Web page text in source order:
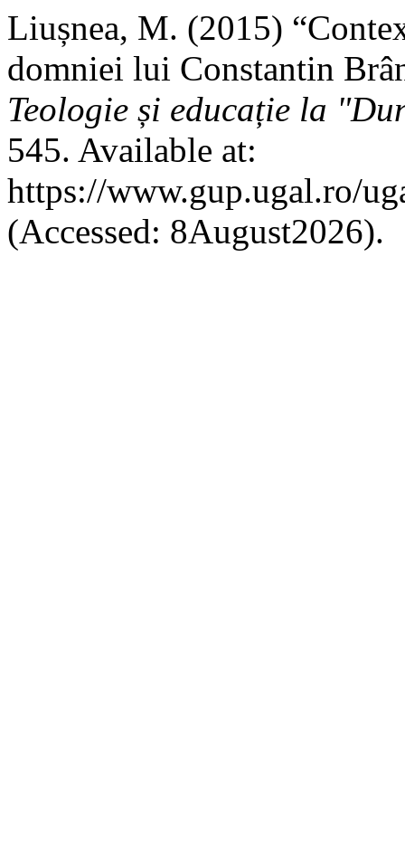
Liușnea, M. (2015)
domniei lui Constantin
Teologie și educație la
545. Available at:
https://www.gup.ugal.ro/
(Accessed: 8August2026).